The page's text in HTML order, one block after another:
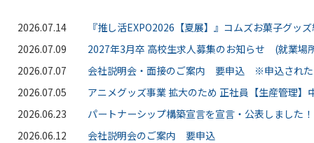
2026.07.14
『推し活EXPO2026【夏展】』コムズお菓子グッ
2026.07.09
2027年3月卒 高校生求人募集のお知らせ (就業場
2026.07.07
会社説明会・面接のご案内 要申込 ※申込された
2026.07.05
アニメグッズ事業 拡大のため 正社員【生産管理】
2026.06.23
パートナーシップ構築宣言を宣言・公表しました！
2026.06.12
会社説明会のご案内 要申込